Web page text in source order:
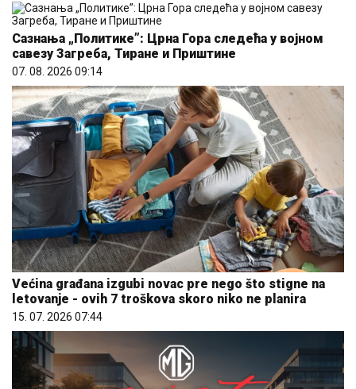
Сазнања „Политике”: Црна Гора следећа у војном
савезу Загреба, Тиране и Приштине
07. 08. 2026 09:14
Većina građana izgubi novac pre nego što stigne na
letovanje - ovih 7 troškova skoro niko ne planira
15. 07. 2026 07:44